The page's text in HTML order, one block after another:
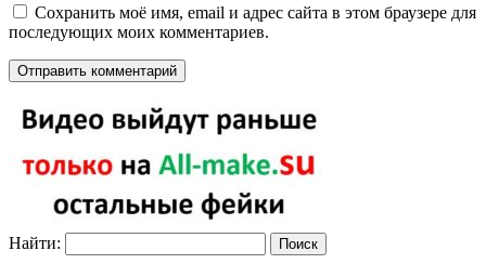
Сохранить моё имя, email и адрес сайта в этом браузере для
последующих моих комментариев.
Найти: